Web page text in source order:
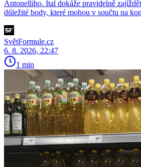
Antonelliho. Ital dokáže pravidelně
důležité body, které mohou v součtu na
SvětFormule.cz
6. 8. 2026, 22:47
1 min